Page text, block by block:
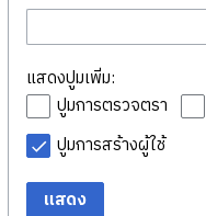
แสดงปูมเพิ่ม:
ปูมการตรวจตรา
ปูมการสร้างผู้ใช้
แสดง